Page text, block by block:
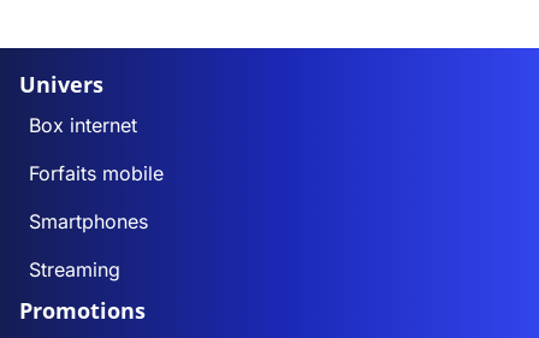
Univers
Box internet
Forfaits mobile
Smartphones
Streaming
Promotions